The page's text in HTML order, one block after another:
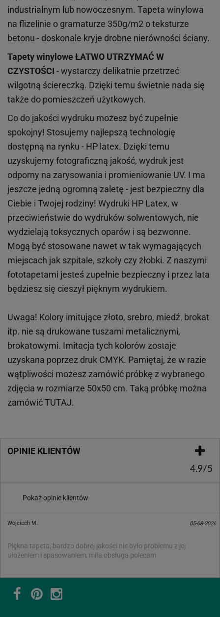
industrialnym lub nowoczesnym. Tapeta winylowa
na flizelinie o gramaturze 350g/m2 o teksturze
betonu - doskonale kryje drobne nierówności ściany.
Tapety winyloweŁATWO UTRZYMAĆ W
CZYSTOŚCI - wystarczy delikatnie przetrzeć
wilgotną ściereczką. Dzięki temu świetnie nada się
także do pomieszczeń użytkowych.
Co do jakości wydruku możesz być zupełnie
spokojny! Stosujemy najlepszą technologię
dostępną na rynku - HP latex. Dzięki temu
uzyskujemy fotograficzną jakość, wydruk jest
odporny na zarysowania i promieniowanie UV. I ma
jeszcze jedną ogromną zaletę - jest bezpieczny dla
Ciebie i Twojej rodziny! Wydruki HP Latex, w
przeciwieństwie do wydruków solwentowych, nie
wydzielają toksycznych oparów i są bezwonne.
Mogą być stosowane nawet w tak wymagających
miejscach jak szpitale, szkoły czy żłobki. Z naszymi
fototapetami jesteś zupełnie bezpieczny i przez lata
będziesz się cieszył pięknym wydrukiem.
Uwaga! Kolory imitujące złoto, srebro, miedź, brokat
itp. nie są drukowane tuszami metalicznymi,
brokatowymi. Imitacja tych kolorów zostaje
uzyskana poprzez druk CMYK. Pamiętaj, że w razie
wątpliwości możesz zamówić próbkę z wybranego
zdjęcia w rozmiarze 50x50 cm. Taką próbkę można
zamówićTUTAJ.
OPINIE KLIENTÓW
4.9/5
Pokaż opinie klientów
Wojciech M. 05-08-2026
Piękna tapeta, bardzo dobrej jakości nie było problemu z jej
ułożeniem i spasowaniem, miła obsługa polecam